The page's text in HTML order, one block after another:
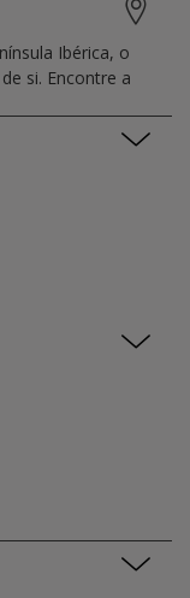
Ibérica, o
si. Encontre a